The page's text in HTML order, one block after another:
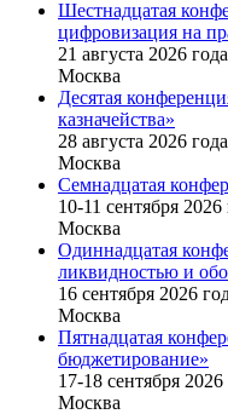
Шестнадцатая
цифровизация на
21 августа 2026 года
Москва
Десятая
казначейства»
28 августа 2026 года
Москва
Семнадцатая
10-11 сентября 2026
Москва
Одиннадцатая
ликвидностью и
16 cентября 2026
Москва
Пятнадцатая
бюджетирование»
17-18 сентября 2026
Москва